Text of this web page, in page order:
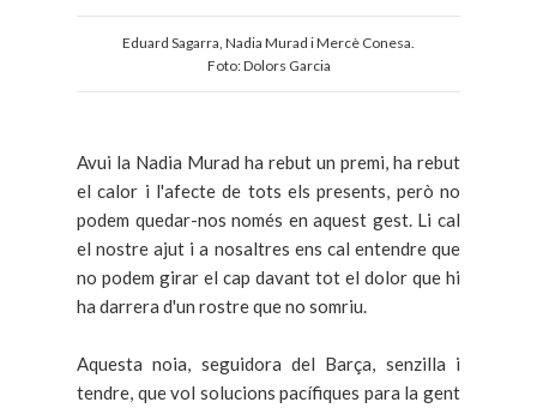
Eduard Sagarra, Nadia Murad i Mercè Conesa.
Foto: Dolors Garcia
Avui la Nadia Murad ha rebut un premi, ha rebut
el calor i l'afecte de tots els presents, però no
podem quedar-nos només en aquest gest. Li cal
el nostre ajut i a nosaltres ens cal entendre que
no podem girar el cap davant tot el dolor que hi
ha darrera d'un rostre que no somriu.
Aquesta noia, seguidora del Barça, senzilla i
tendre, que vol solucions pacífiques para la gent